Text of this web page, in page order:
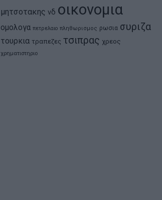
μητσοτακης νδ οικονομια
ομολογα πετρελαιο πληθωρισμος ρωσια συριζα
τουρκια τραπεζες τσιπρας χρεος
χρηματιστηριο